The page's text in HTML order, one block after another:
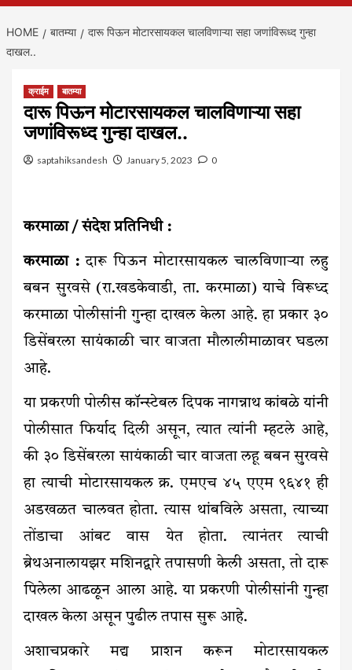
HOME बातम्या
दारू पिऊन मोटारसायकल चालविणाऱ्या सहा जणांविरूध्द गुन्हा
दाखल..
क्राईम बातम्या
दारू पिऊन मोटारसायकल चालविणाऱ्या सहा
जणांविरूध्द गुन्हा दाखल..
saptahiksandesh January 5, 2023 0
करमाळा / संदेश प्रतिनिधी :
करमाळा :दारू पिऊन मोटारसायकल चालविणाऱ्या लहु
बबन सुरवसे (रा.खडकेवाडी, ता. करमाळा) याचे विरूध्द
करमाळा पोलीसांनी गुन्हा दाखल केला आहे. हा प्रकार ३०
डिसेंबरला सायंकाळी चार वाजता मौलालीमाळावर घडला
आहे.
या प्रकरणी पोलीस कॉन्स्टेबल दिपक नागन्नाथ कांबळे यांनी
पोलीसात फिर्याद दिली असून, त्यात त्यांनी म्हटले आहे,
की ३० डिसेंबरला सायंकाळी चार वाजता लहू बबन सुरवसे
हा त्याची मोटारसायकल क्र. एमएच ४५ एएम ९६४१ ही
अडखळत चालवत होता. त्यास थांबविले असता, त्याच्या
तोंडाचा आंबट वास येत होता. त्यानंतर त्याची
ब्रेथअनालायझर मशिनद्वारे तपासणी केली असता, तो दारू
पिलेला आढळून आला आहे. या प्रकरणी पोलीसांनी गुन्हा
दाखल केला असून पुढील तपास सुरू आहे.
अशाचप्रकारे मद्य प्राशन करून मोटारसायकल